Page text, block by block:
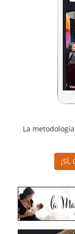
La
¡SÍ,